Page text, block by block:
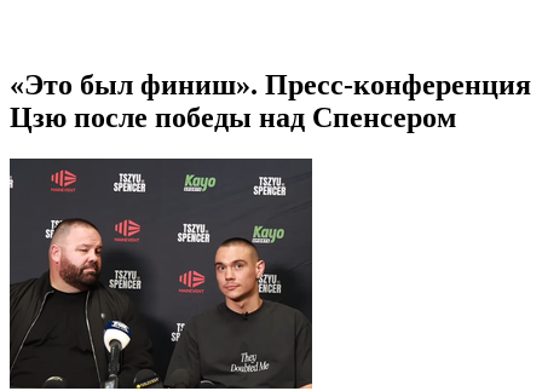
«Это был финиш». Пресс-конференция
Цзю после победы над Спенсером